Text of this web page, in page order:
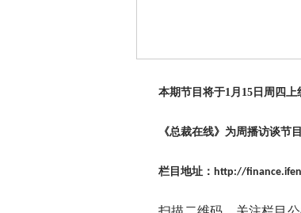
本期节目将于1月 15 日周四上
《总裁在线》为周播访谈节
栏目地址： http://